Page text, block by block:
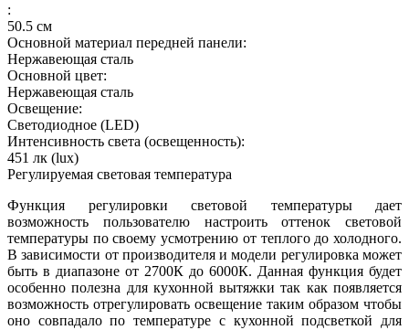
:
50.5 см
Основной материал передней панели:
Нержавеющая сталь
Основной цвет:
Нержавеющая сталь
Освещение:
Светодиодное (LED)
Интенсивность света (освещенность):
451 лк (lux)
Регулируемая световая температура
Функция регулировки световой температуры дает
возможность пользователю настроить оттенок световой
температуры по своему усмотрению от теплого до холодного.
В зависимости от производителя и модели регулировка может
быть в диапазоне от 2700К до 6000К. Данная функция будет
особенно полезна для кухонной вытяжки так как появляется
возможность отрегулировать освещение таким образом чтобы
оно совпадало по температуре с кухонной подсветкой для